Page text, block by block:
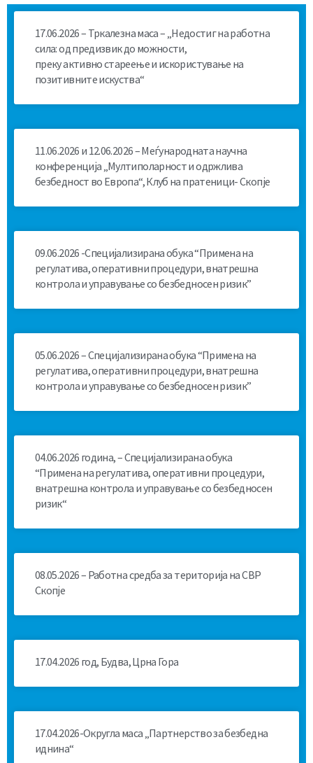
17.06.2026 – Тркалезна маса – „Недостиг на работна
сила: од предизвик до можности,
преку активно стареење и искористување на
позитивните искуства“
11.06.2026 и 12.06.2026 – Меѓународната научна
конференција „Мултиполарност и одржлива
безбедност во Европа“, Клуб на пратеници- Скопје
09.06.2026 -Специјализирана обука “Примена на
регулатива, оперативни процедури, внатрешна
контрола и управување со безбедносен ризик”
05.06.2026 – Специјализирана обука “Примена на
регулатива, оперативни процедури, внатрешна
контрола и управување со безбедносен ризик”
04.06.2026 година, – Специјализирана обука
“Примена на регулатива, оперативни процедури,
внатрешна контрола и управување со безбедносен
ризик“
08.05.2026 – Работна средба за територија на СВР
Скопје
17.04.2026 год, Будва, Црна Гора
17.04.2026-Округла маса „Партнерство за безбедна
иднина“